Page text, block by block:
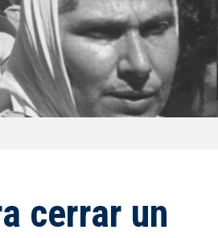
cerrar un